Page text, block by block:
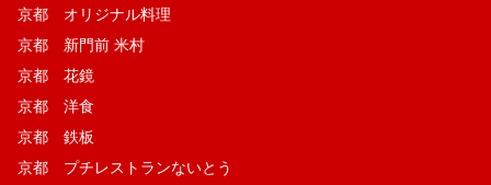
京都 オリジナル料理
京都 新門前 米村
京都 花鏡
京都 洋食
京都 鉄板
京都 プチレストランないとう